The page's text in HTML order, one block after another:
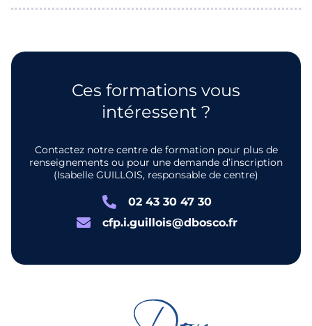
Ces formations vous
intéressent ?
Contactez notre centre de formation pour plus de
renseignements ou pour une demande d’inscription
(Isabelle GUILLOIS, responsable de centre)
02 43 30 47 30
cfp.i.guillois@dbosco.fr